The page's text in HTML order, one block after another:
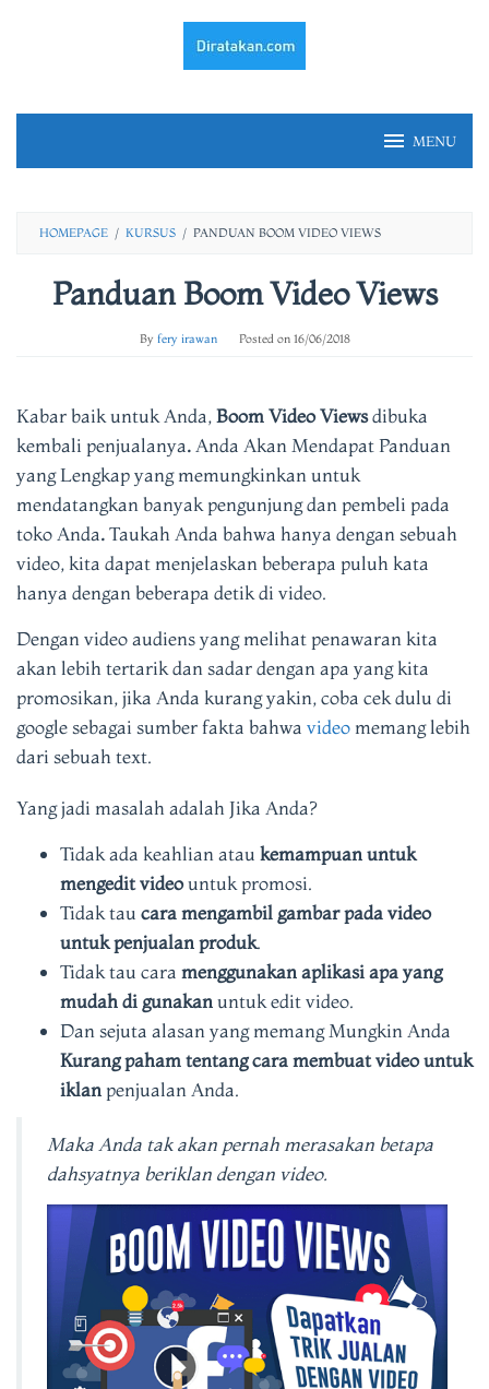
MENU
HOMEPAGE / KURSUS / PANDUAN BOOM VIDEO VIEWS
Panduan Boom Video Views
By fery irawan Posted on 16/06/2018
Kabar baik untuk Anda, Boom Video Viewsdibuka
kembali penjualanya. Anda Akan Mendapat Panduan
yang Lengkap yang memungkinkan untuk
mendatangkan banyak pengunjung dan pembeli pada
toko Anda.Taukah Anda bahwa hanya dengan sebuah
video, kita dapat menjelaskan beberapa puluh kata
hanya dengan beberapa detik di video.
Dengan video audiens yang melihat penawaran kita
akan lebih tertarik dan sadar dengan apa yang kita
promosikan, jika Anda kurang yakin, coba cek dulu di
google sebagai sumber fakta bahwa video memang lebih
dari sebuah text.
Yang jadi masalah adalah Jika Anda?
Tidak ada keahlian atau kemampuan untuk
mengedit videountuk promosi.
Tidak tau cara mengambil gambar pada video
untuk penjualan produk.
Tidak tau cara menggunakan aplikasi apa yang
mudah di gunakanuntuk edit video.
Dan sejuta alasan yang memang Mungkin Anda
Kurang paham tentang cara membuat video untuk
iklan penjualan Anda.
Maka Anda tak akan pernah merasakan betapa
dahsyatnya beriklan dengan video.